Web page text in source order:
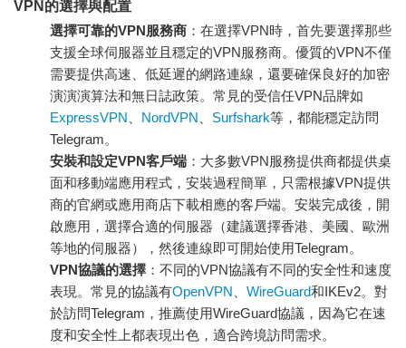
VPN的選擇與配置
選擇可靠的VPN服務商 ：在選擇VPN時，首先要選擇那些
支援全球伺服器並且穩定的VPN服務商。優質的VPN不僅
需要提供高速、低延遲的網路連線，還要確保良好的加密
演演演算法和無日誌政策。常見的受信任VPN品牌如
ExpressVPN
NordVPN Surfshark等，都能穩定訪問
Telegram。
安裝和設定VPN客戶端 ：大多數VPN服務提供商都提供桌
面和移動端應用程式，安裝過程簡單，只需根據VPN提供
商的官網或應用商店下載相應的客戶端。安裝完成後，開
啟應用，選擇合適的伺服器（建議選擇香港、美國、歐洲
等地的伺服器），然後連線即可開始使用Telegram。
VPN協議的選擇 ：不同的VPN協議有不同的安全性和速度
表現。常見的協議有OpenVPN WireGuard和IKEv2。對
於訪問Telegram，推薦使用WireGuard協議，因為它在速
度和安全性上都表現出色，適合跨境訪問需求。